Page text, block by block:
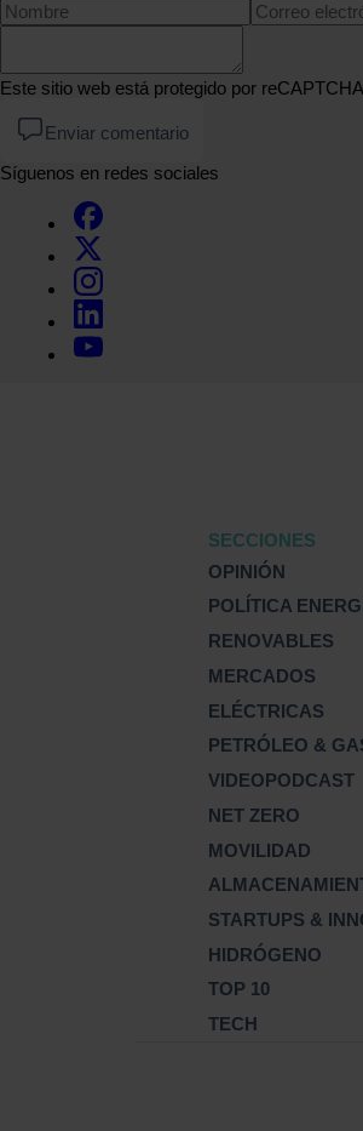
Este sitio web está protegido por
Enviar comentario
Síguenos en redes sociales
SECCIONES
OPINIÓN
POLÍTICA
RENOVABLES
MERCADOS
ELÉCTRICAS
PETRÓLEO &
VIDEOPODCAST
NET ZERO
MOVILIDAD
STARTUPS &
HIDRÓGENO
TOP 10
TECH